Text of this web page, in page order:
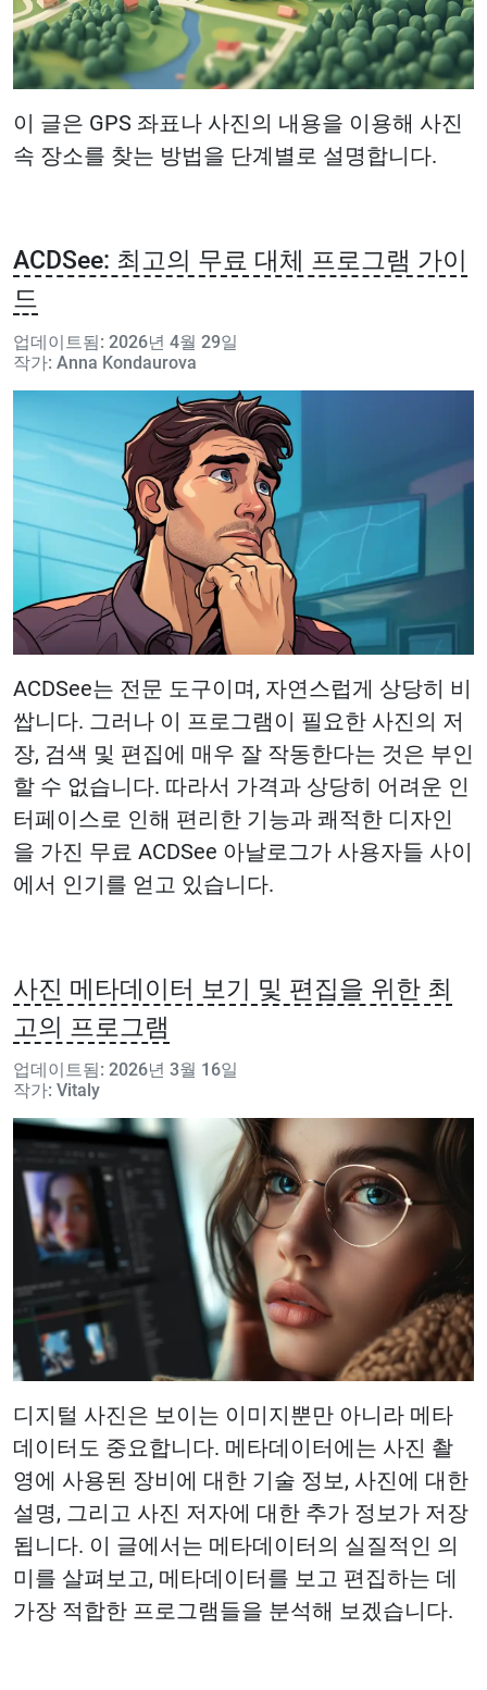
이 글은 GPS 좌표나 사진의 내용을 이용해 사진
속 장소를 찾는 방법을 단계별로 설명합니다.
ACDSee: 최고의 무료 대체 프로그램 가이
드
업데이트됨: 2026년 4월 29일
작가: Anna Kondaurova
ACDSee는 전문 도구이며, 자연스럽게 상당히 비
쌉니다. 그러나 이 프로그램이 필요한 사진의 저
장, 검색 및 편집에 매우 잘 작동한다는 것은 부인
할 수 없습니다. 따라서 가격과 상당히 어려운 인
터페이스로 인해 편리한 기능과 쾌적한 디자인
을 가진 무료 ACDSee 아날로그가 사용자들 사이
에서 인기를 얻고 있습니다.
사진 메타데이터 보기 및 편집을 위한 최
고의 프로그램
업데이트됨: 2026년 3월 16일
작가: Vitaly
디지털 사진은 보이는 이미지뿐만 아니라 메타
데이터도 중요합니다. 메타데이터에는 사진 촬
영에 사용된 장비에 대한 기술 정보, 사진에 대한
설명, 그리고 사진 저자에 대한 추가 정보가 저장
됩니다. 이 글에서는 메타데이터의 실질적인 의
미를 살펴보고, 메타데이터를 보고 편집하는 데
가장 적합한 프로그램들을 분석해 보겠습니다.